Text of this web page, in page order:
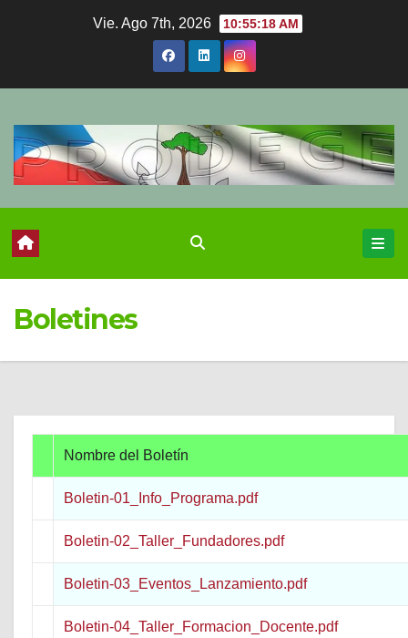
Vie. Ago 7th, 2026 10:55:18 AM
Boletines
Nombre del Boletín
Boletin-01_Info_Programa.pdf
Boletin-02_Taller_Fundadores.pdf
Boletin-03_Eventos_Lanzamiento.pdf
Boletin-04_Taller_Formacion_Docente.pdf